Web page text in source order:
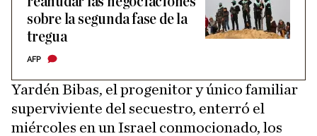
sobre la segunda fase de la
tregua
AFP
Yardén Bibas, el progenitor y único familiar
superviviente del secuestro, enterró el
miércoles en un Israel conmocionado, los